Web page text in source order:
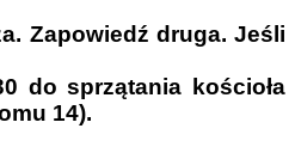
Zapowiedź druga. Jeśli
do sprzątania kościoła
14).